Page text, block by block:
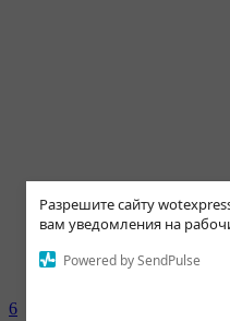
Разрешите сайту
вам уведомления на
Powered by SendPulse
6